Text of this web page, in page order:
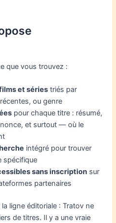
que vous trouvez :
et séries triés par
ou genre
pour chaque titre : résumé,
et surtout — où le
intégré pour trouver
spécifique
sans inscription sur
partenaires
ligne éditoriale : Tratov ne
de titres. Il y a une vraie